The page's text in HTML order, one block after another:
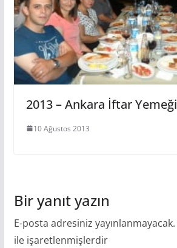
2013 – Ankara İftar Yemeği
10 Ağustos 2013
Bir yanıt yazın
E-posta adresiniz yayınlanmayacak.
ile işaretlenmişlerdir